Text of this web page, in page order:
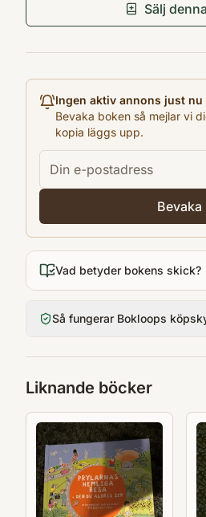
Bonnier
Utgivningsår
Antal sidor
294
Språk
Svenska
Format
Sälj
Ingen aktiv annons just nu
Bevaka boken så mejlar vi
kopia läggs upp.
Bevaka
Vad betyder bokens skick?
Så fungerar Bokloops
Liknande böcker